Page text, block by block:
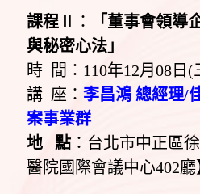
課程Ⅱ ：
「董事會領導
與秘密心法」
時 間：110年12月08日(
講 座： 李昌鴻 總經理/
案事業群
地 點 ：台北市中正區
醫院國際會議中心402廳